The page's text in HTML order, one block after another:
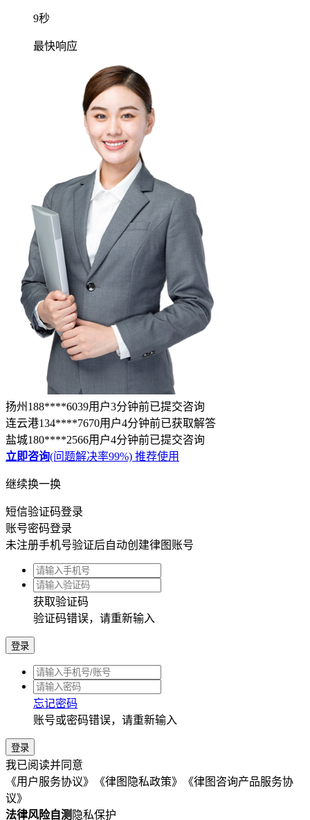
9秒
最快响应
扬州188****6039用户3分钟前已提交咨询
连云港134****7670用户4分钟前已获取解答
盐城180****2566用户4分钟前已提交咨询
立即咨询(问题解决率99%) 推荐使用
继续换一换
短信验证码登录
账号密码登录
未注册手机号验证后自动创建律图账号
获取验证码
验证码错误，请重新输入
登录
忘记密码
账号或密码错误，请重新输入
登录
我已阅读并同意
《用户服务协议》
《律图隐私政策》
《律图咨询产品服务协
议》
法律风险自测 隐私保护